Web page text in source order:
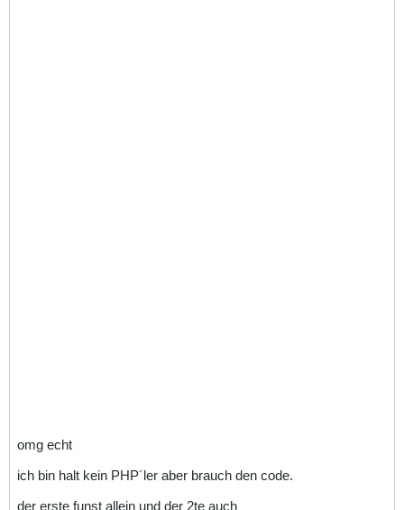
omg echt
ich bin halt kein PHP´ler aber brauch den code.
der erste funst allein und der 2te auch